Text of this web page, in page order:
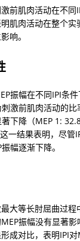
前肌肉活动在不同
肌肉活动在整个实
响。
振幅在不同IPI条件
激前肌肉活动的
下降（MEP 1:
一结果表明，尽管
幅逐渐下降。
大等长肘屈曲过程
振幅没有显著
成对比，表明IPI